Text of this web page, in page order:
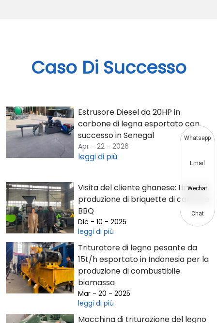
Caso Di Successo
Estrusore Diesel da 20HP in
carbone di legna esportato con
successo in Senegal
Apr - 22 - 2026
leggi di più
Visita del cliente ghanese: Linea di
produzione di briquette di carbone
BBQ
Dic - 10 - 2025
leggi di più
Trituratore di legno pesante da
15t/h esportato in Indonesia per la
produzione di combustibile
biomassa
Mar - 20 - 2025
leggi di più
Macchina di triturazione del legno
Whatsapp
Email
Wechat
Chat